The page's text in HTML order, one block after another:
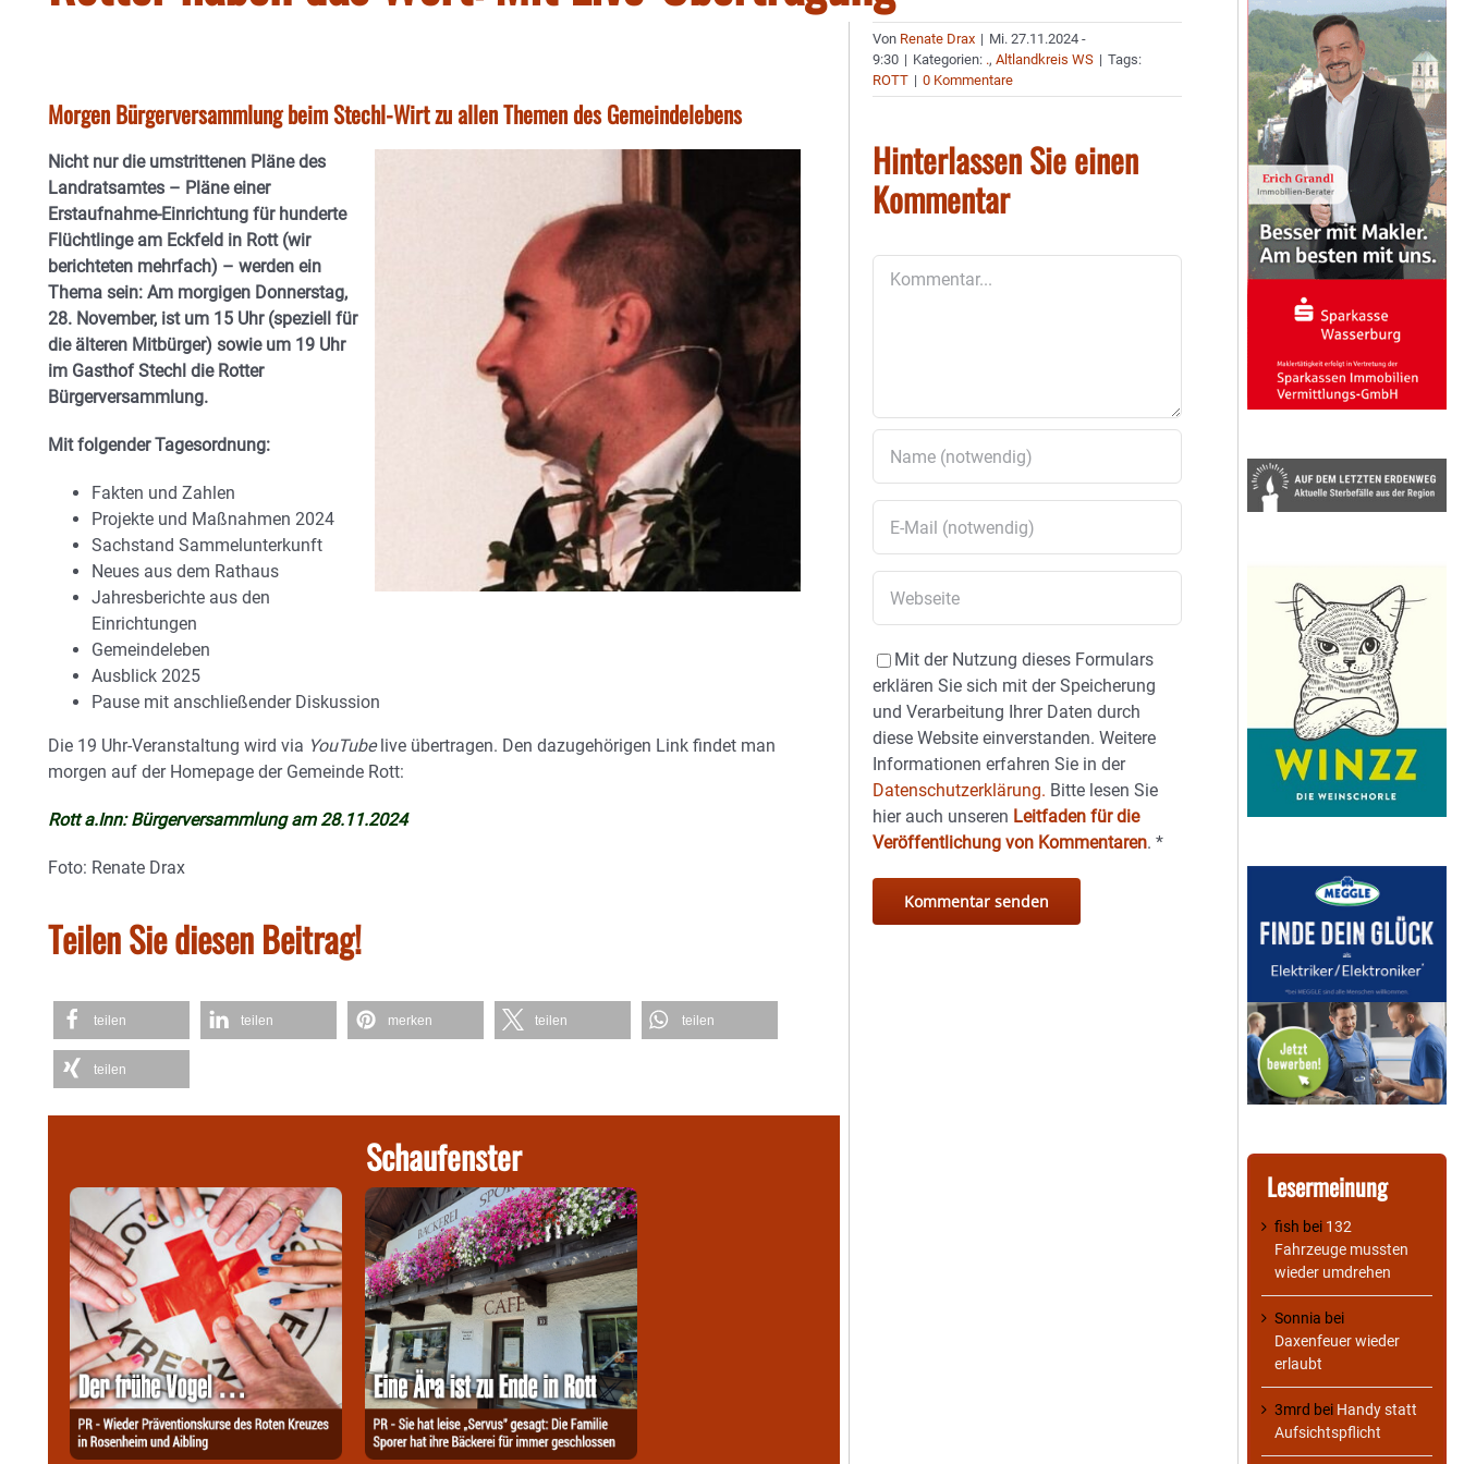
Morgen Bürgerversammlung beim Stechl-Wirt zu allen Themen des Gemeindelebens
Nicht nur die umstrittenen Pläne des
Landratsamtes – Pläne einer
Erstaufnahme-Einrichtung für hunderte
Flüchtlinge am Eckfeld in Rott (wir
berichteten mehrfach) – werden ein
Thema sein: Am morgigen Donnerstag,
28. November, ist um 15 Uhr (speziell für
die älteren Mitbürger) sowie um 19 Uhr
im Gasthof Stechl die Rotter
Bürgerversammlung.
Mit folgender Tagesordnung:
Fakten und Zahlen
Projekte und Maßnahmen 2024
Sachstand Sammelunterkunft
Neues aus dem Rathaus
Jahresberichte aus den
Einrichtungen
Gemeindeleben
Ausblick 2025
Pause mit anschließender Diskussion
Die 19 Uhr-Veranstaltung wird via YouTubelive übertragen. Den dazugehörigen Link findet man
morgen auf der Homepage der Gemeinde Rott:
Rott a.Inn: Bürgerversammlung am 28.11.2024
Foto: Renate Drax
Teilen Sie diesen Beitrag!
teilen teilen merken teilen teilen
teilen
Schaufenster
Von Renate Drax | Mi. 27.11.2024 -
9:30 | Kategorien: .,Altlandkreis WS | Tags:
ROTT | 0 Kommentare
Hinterlassen Sie einen
Kommentar
Mit der Nutzung dieses Formulars
erklären Sie sich mit der Speicherung
und Verarbeitung Ihrer Daten durch
diese Website einverstanden. Weitere
Informationen erfahren Sie in der
Datenschutzerklärung. Bitte lesen Sie
hier auch unseren Leitfaden für die
Veröffentlichung von Kommentaren.*
Lesermeinung
fish bei 132
Fahrzeuge mussten
wieder umdrehen
Sonnia bei
Daxenfeuer wieder
erlaubt
3mrd bei Handy statt
Aufsichtspflicht